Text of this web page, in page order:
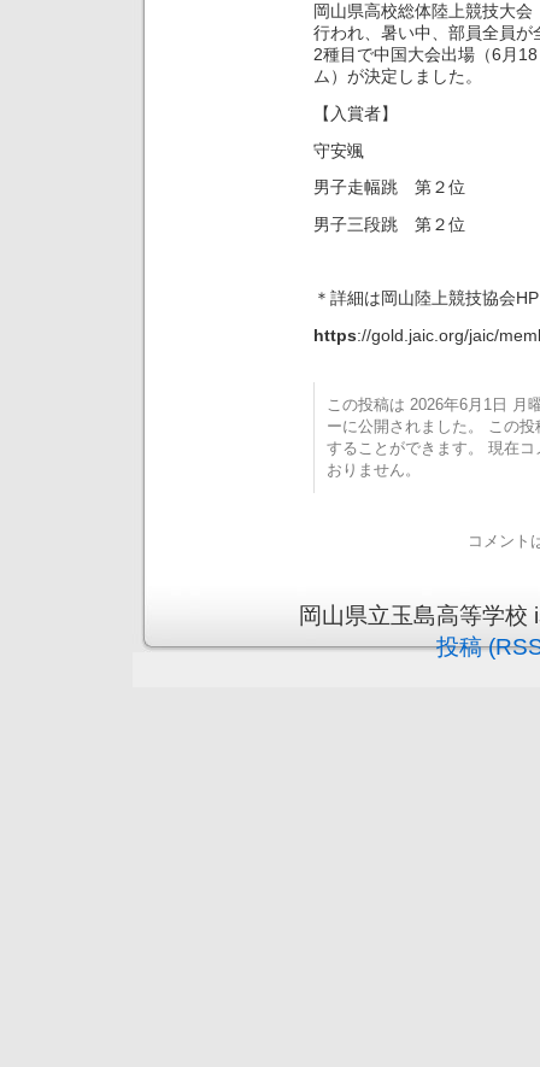
岡山県高校総体陸上競技大
行われ、暑い中、部員全員
2種目で中国大会出場（6月
ム）が決定しました。
【入賞者】
守安颯
男子走幅跳 第２位
男子三段跳 第２位
＊詳細は岡山陸上競技協会
https://gold.jaic.org/jaic/
この投稿は 2026年6月1日 月
ーに公開されました。 この
することができます。 現在
おりません。
コメント
岡山県立玉島高等学
投稿